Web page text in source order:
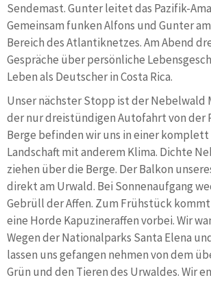
Sendemast. Gunter leitet das Pazifik-
Gemeinsam funken Alfons und Gunter
Bereich des Atlantiknetzes. Am Abend
Gespräche über persönliche
Leben als Deutscher in Costa Rica.
Unser nächster Stopp ist der Nebelwald
der nur dreistündigen Autofahrt von der
Berge befinden wir uns in einer komplett
Landschaft mit anderem Klima. Dichte
ziehen über die Berge. Der Balkon
direkt am Urwald. Bei Sonnenaufgang
Gebrüll der Affen. Zum Frühstück
eine Horde Kapuzineraffen vorbei. Wir
Wegen der Nationalparks Santa Elena
lassen uns gefangen nehmen von dem
Grün und den Tieren des Urwaldes. Wir